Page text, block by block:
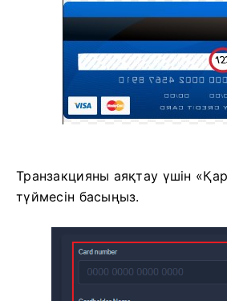
Транзакцияны аяқтау үшін
түймесін басыңыз.